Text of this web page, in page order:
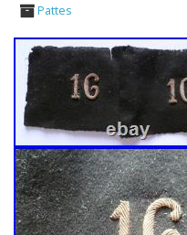
Pattes